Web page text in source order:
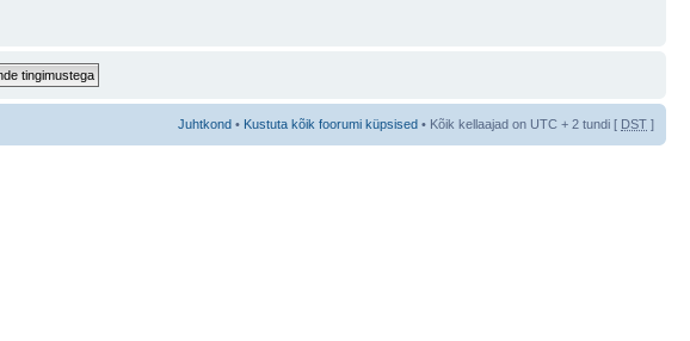
Juhtkond • Kustuta kõik foorumi küpsised • Kõik kellaajad on UTC + 2 tundi [ DST ]